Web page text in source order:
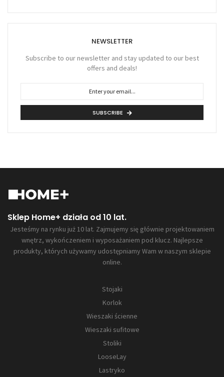
NEWSLETTER
Subscribe to our newsletter and stay updated to our best
offers and deals!
SUBSCRIBE
Sklep Home+ działa od 10 lat.
Jesteśmy na rynku już 10 lat. Zajmujemy się głównie projektowaniem
wnętrz, wykończeniem i wyposażaniem pod klucz. Najlepsze
produkty, których używamy udostępniamy Wam w naszym sklepie
online.
Stojaki
Korlok
Wieszaki ścienne
Wieszaki sufitowe
Stoliki
LooseLay
Lastryko